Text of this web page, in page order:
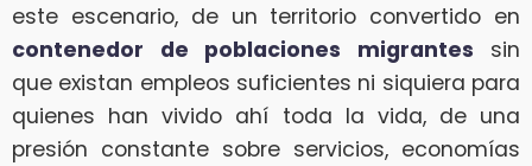
este escenario, de un territorio convertido en
contenedor de poblaciones migrantes sin
que existan empleos suficientes ni siquiera para
quienes han vivido ahí toda la vida, de una
presión constante sobre servicios, economías